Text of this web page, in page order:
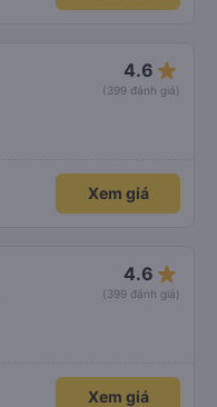
4.6 star_rate
(399 đánh giá)
Xem giá
4.6 star_rate
(399 đánh giá)
Xem giá